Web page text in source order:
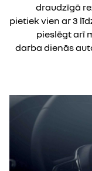
draudzīgā
pietiek vien ar 3
pieslēgt arī
darba dienās